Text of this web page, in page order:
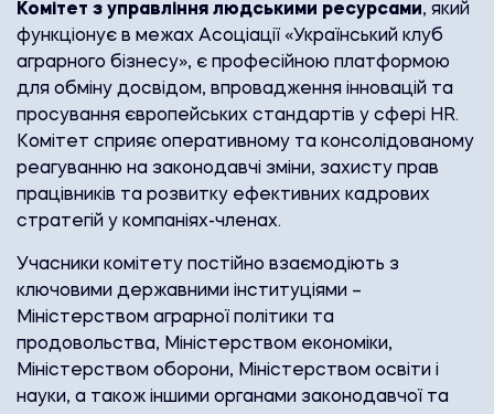
Комітет з управління людськими ресурсами, який
функціонує в межах Асоціації «Український клуб
аграрного бізнесу», є професійною платформою
для обміну досвідом, впровадження інновацій та
просування європейських стандартів у сфері HR.
Комітет сприяє оперативному та консолідованому
реагуванню на законодавчі зміни, захисту прав
працівників та розвитку ефективних кадрових
стратегій у компаніях-членах.
Учасники комітету постійно взаємодіють з
ключовими державними інституціями –
Міністерством аграрної політики та
продовольства, Міністерством економіки,
Міністерством оборони, Міністерством освіти і
науки, а також іншими органами законодавчої та